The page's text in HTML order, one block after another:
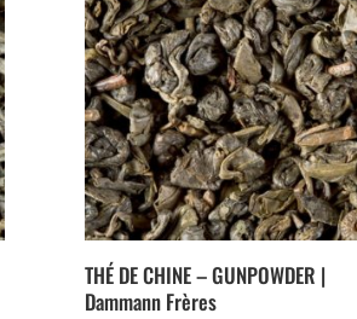
THÉ DE CHINE – GUNPOWDER |
Dammann Frères